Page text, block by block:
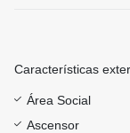
Características
Área Social
Ascensor